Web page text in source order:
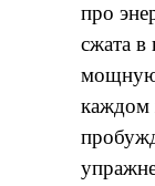
про
сжата в
мощную
каждом